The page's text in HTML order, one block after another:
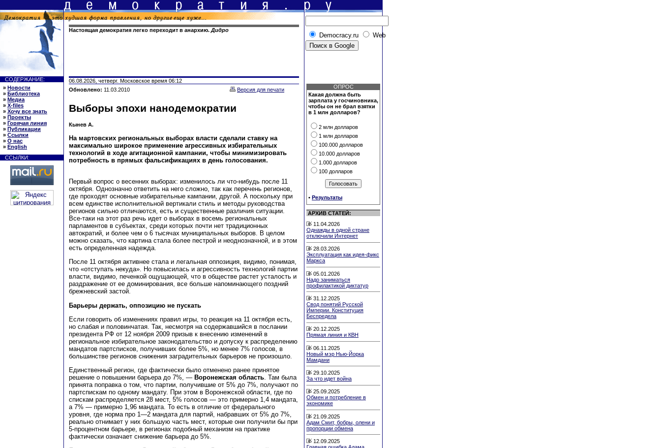
Настоящая демократия легко переходит в анархию. Дидро
Democracy.ru Web
СОДЕРЖАНИЕ:
» Новости
» Библиотека
» Медиа
» X-files
» Хочу все знать
» Проекты
» Горячая линия
» Публикации
» Ссылки
» О нас
» English
ССЫЛКИ:
06.08.2026, четверг. Московское время 06:12
Обновлено: 11.03.2010 Версия для печати
Выборы эпохи нанодемократии
Кынев А.
На мартовских региональных выборах власти сделали ставку на
максимально широкое применение агрессивных избирательных
технологий в ходе агитационной кампании, чтобы минимизировать
потребность в прямых фальсификациях в день голосования.
Первый вопрос о весенних выборах: изменилось ли что-нибудь после 11
октября. Однозначно ответить на него сложно, так как перечень регионов,
где проходят основные избирательные кампании, другой. А поскольку при
всем единстве исполнительной вертикали стиль и методы руководства
регионов сильно отличаются, есть и существенные различия ситуации.
Все-таки на этот раз речь идет о выборах в восемь региональных
парламентов в субъектах, среди которых почти нет традиционных
автократий, и более чем о 6 тысячах муниципальных выборов. В целом
можно сказать, что картина стала более пестрой и неоднозначной, и в этом
есть определенная надежда.
После 11 октября активнее стала и легальная оппозиция, видимо, понимая,
что «отступать некуда». Но повысилась и агрессивность технологий партии
власти, видимо, печенкой ощущающей, что в обществе растет усталость и
раздражение от ее доминирования, все больше напоминающего поздний
брежневский застой.
Барьеры держать, оппозицию не пускать
Если говорить об изменениях правил игры, то реакция на 11 октября есть,
но слабая и половинчатая. Так, несмотря на содержавшийся в послании
президента РФ от 12 ноября 2009 призыв к внесению изменений в
региональное избирательное законодательство и допуску к распределению
мандатов партсписков, получивших более 5%, но менее 7% голосов, в
большинстве регионов снижения заградительных барьеров не произошло.
Единственный регион, где фактически было отменено ранее принятое
решение о повышении барьера до 7%, — Воронежская область. Там была
принята поправка о том, что партии, получившие от 5% до 7%, получают по
партспискам по одному мандату. При этом в Воронежской области, где по
спискам распределяется 28 мест, 5% голосов — это примерно 1,4 мандата,
а 7% — примерно 1,96 мандата. То есть в отличие от федерального
уровня, где норма про 1—2 мандата для партий, набравших от 5% до 7%,
реально отнимает у них большую часть мест, которые они получили бы при
5-процентном барьере, в регионах подобный механизм на практике
фактически означает снижение барьера до 5%.
ОПРОС
Какая должна быть
зарплата у госчиновника,
чтобы он не брал взятки
в 1 млн долларов?
2 млн долларов
1 млн долларов
100.000 долларов
10.000 долларов
1.000 долларов
100 долларов
• Результаты
АРХИВ СТАТЕЙ:
11.04.2026
Однажды в одной стране
отключили Интернет
28.03.2026
Эксплуатация как идея-фикс
Маркса
05.01.2026
Надо заниматься
профилактикой диктатур
31.12.2025
Свод понятий Русской
Империи. Конституция
Беспредела
20.12.2025
Прямая линия и КВН
06.11.2025
Новый мэр Нью-Йорка
Мамдани
29.10.2025
За что идет война
25.09.2025
Обмен и потребление в
экономике
21.09.2025
Адам Смит, бобры, олени и
пропорции обмена
12.09.2025